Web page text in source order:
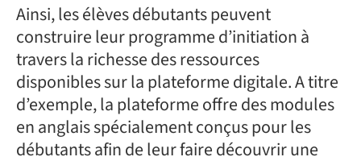
Ainsi, les élèves débutants peuvent
construire leur programme d’initiation à
travers la richesse des ressources
disponibles sur la plateforme digitale. A titre
d’exemple, la plateforme offre des modules
en anglais spécialement conçus pour les
débutants afin de leur faire découvrir une